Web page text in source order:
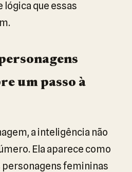
lógica que essas
um passo à
a inteligência não
Ela aparece como
femininas